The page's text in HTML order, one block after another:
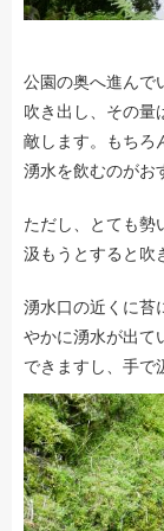
公園の奥へ進んで
吹き出し、その量
敵します。もちろ
湧水を飲むのがお
ただし、とても勢
汲もうとすると吹
湧水口の近くに苔
やかに湧水が出て
できますし、手で